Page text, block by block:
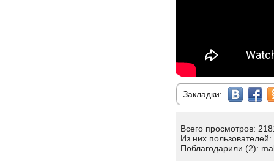
Закладки:
Всего просмотров:
Из них пользователей:
Поблагодарили (2):